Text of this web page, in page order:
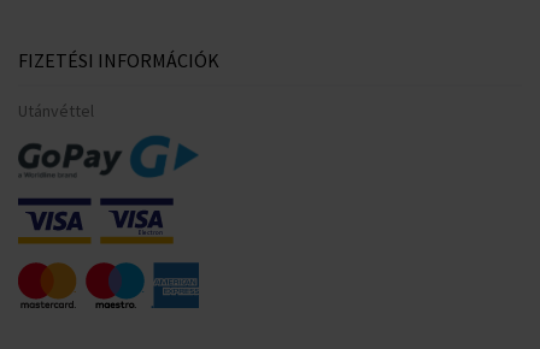
FIZETÉSI INFORMÁCIÓK
Utánvéttel